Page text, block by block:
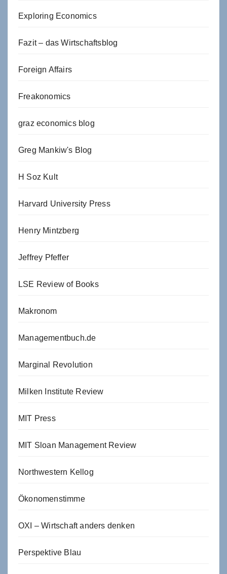
Exploring Economics
Fazit – das Wirtschaftsblog
Foreign Affairs
Freakonomics
graz economics blog
Greg Mankiw's Blog
H Soz Kult
Harvard University Press
Henry Mintzberg
Jeffrey Pfeffer
LSE Review of Books
Makronom
Managementbuch.de
Marginal Revolution
Milken Institute Review
MIT Press
MIT Sloan Management Review
Northwestern Kellog
Ökonomenstimme
OXI – Wirtschaft anders denken
Perspektive Blau